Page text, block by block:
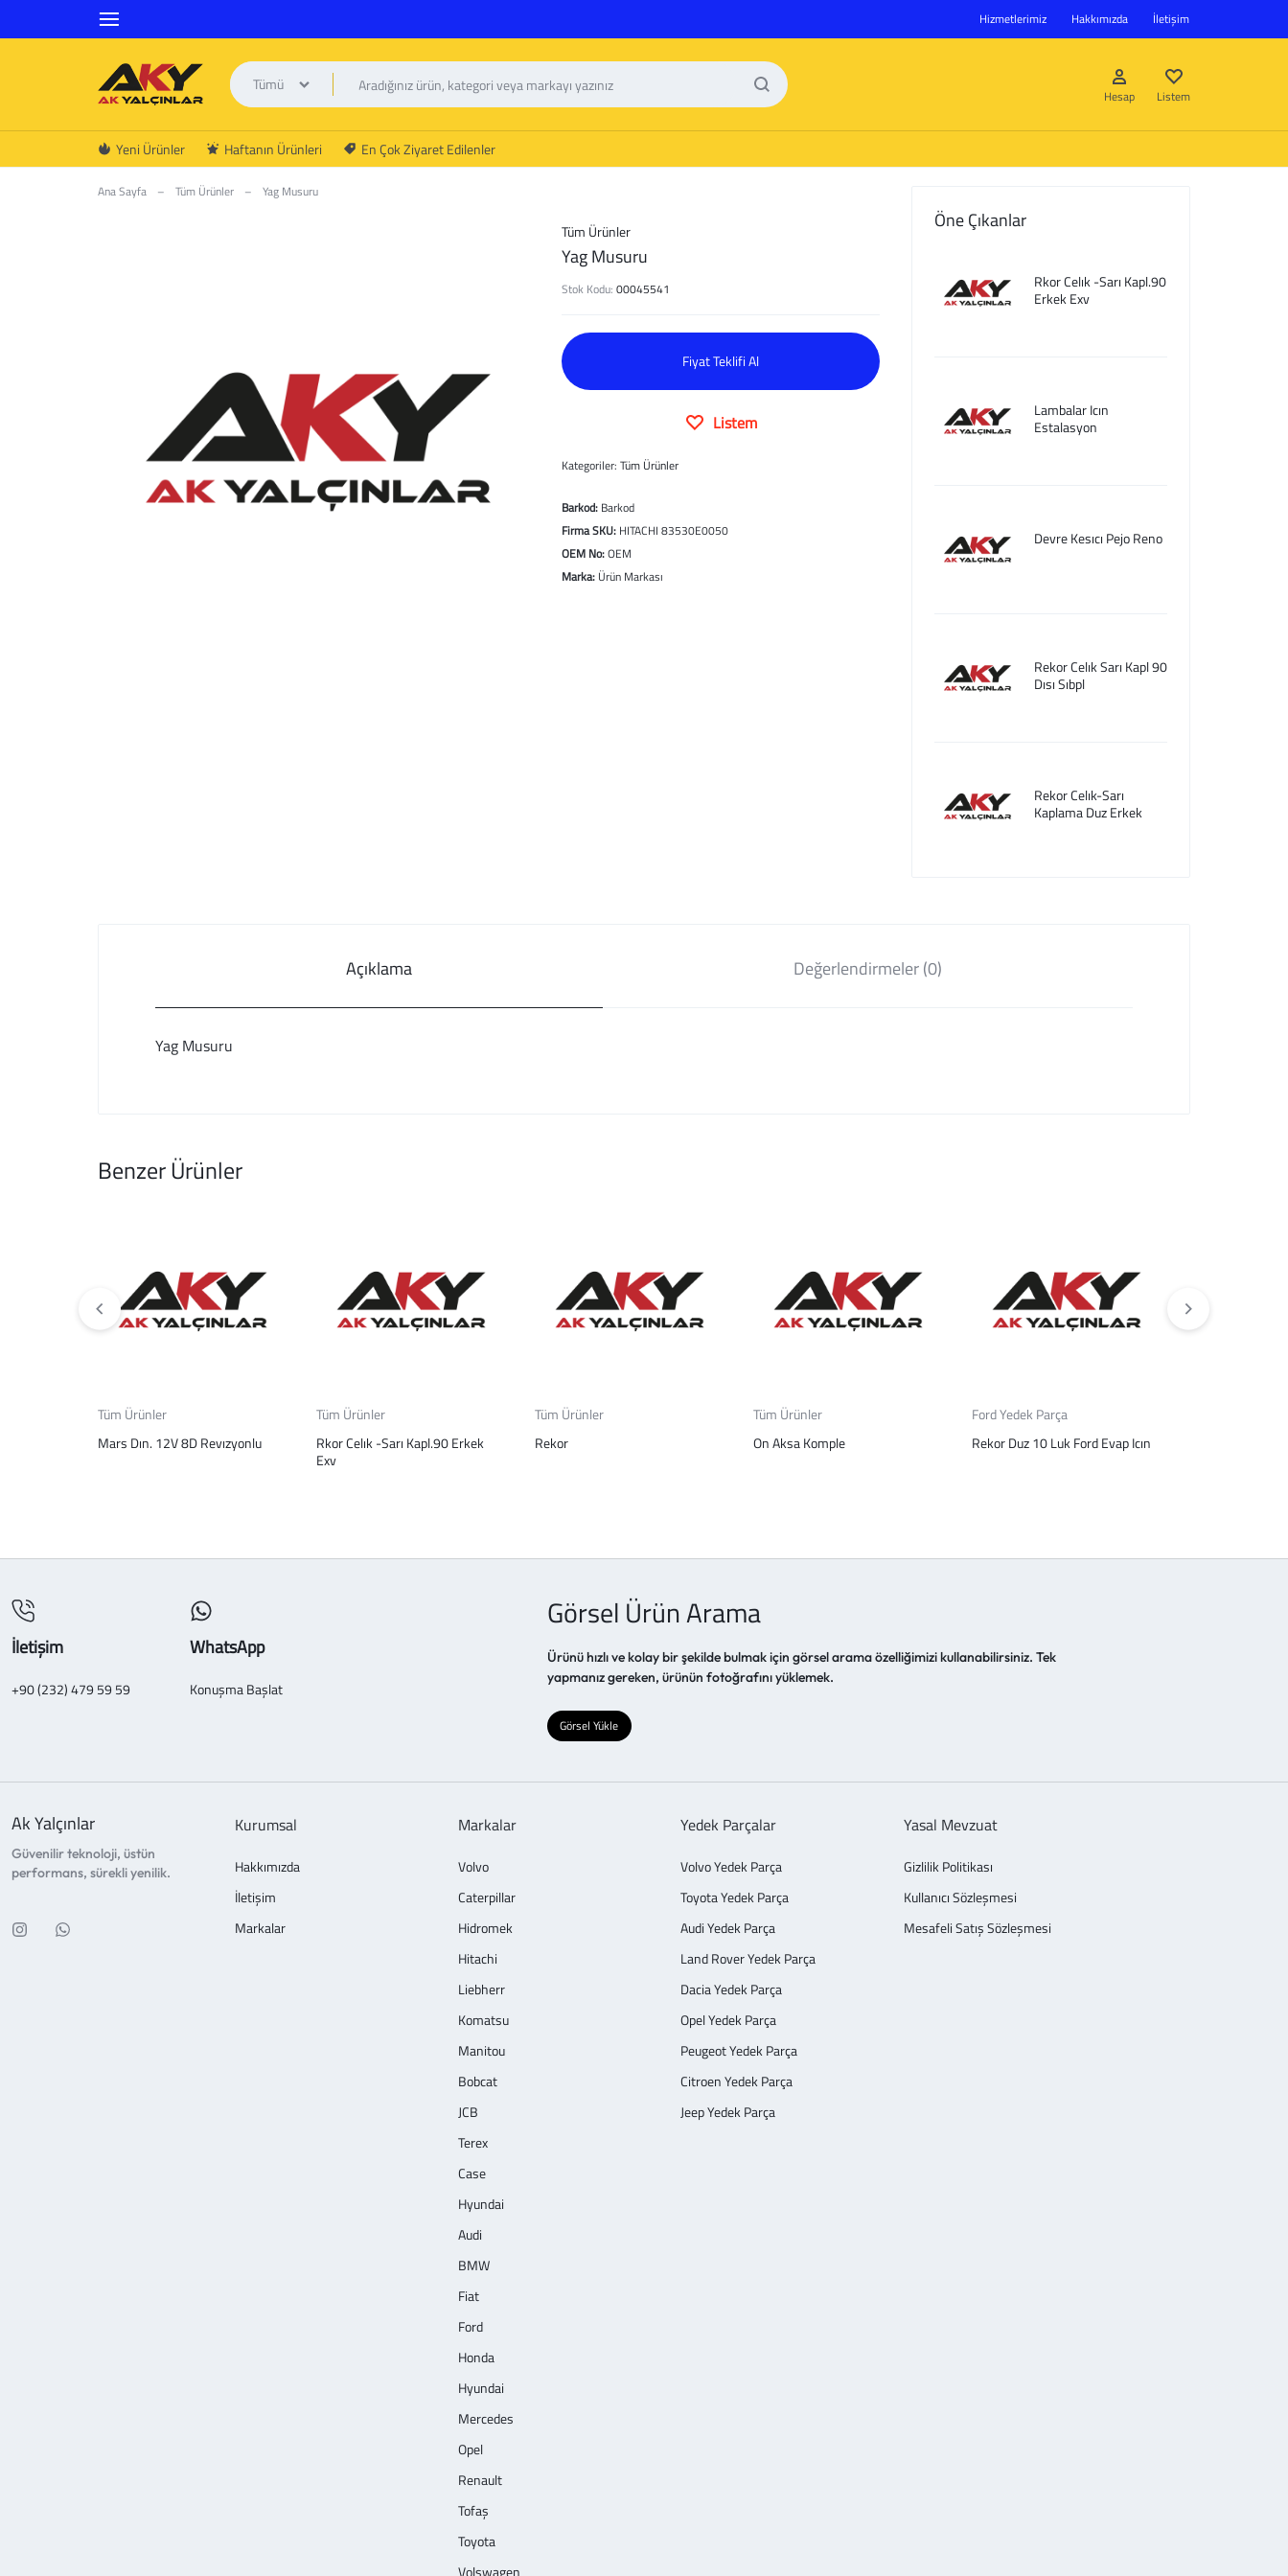
Hizmetlerimiz Hakkımızda İletişim
AK
YALÇINLAR
Tümü
Hesap
Hesap oluştur
Listem
Yeni Ürünler Haftanın Ürünleri En Çok Ziyaret Edilenler
Ana Sayfa – Tüm Ürünler – Yag Musuru
Tüm Ürünler
Yag Musuru
Stok Kodu:00045541
Fiyat Teklifi Al
Listem
Kategoriler:Tüm Ürünler
Barkod: Barkod
Firma SKU: HITACHI 83530E0050
OEM No:OEM
Marka: Ürün Markası
Öne Çıkanlar
Rkor Celık -Sarı Kapl.90
Erkek Exv
Lambalar Icın
Estalasyon
Devre Kesıcı Pejo Reno
Rekor Celık Sarı Kapl 90
Dısı Sıbpl
Rekor Celık-Sarı
Kaplama Duz Erkek
Açıklama Değerlendirmeler (0)
Yag Musuru
Benzer Ürünler
Tüm Ürünler
Mars Dın. 12V 8D Revızyonlu
Tüm Ürünler
Rkor Celık -Sarı Kapl.90 Erkek
Exv
Tüm Ürünler
Rekor
Tüm Ürünler
On Aksa Komple
Ford Yedek Parça
Rekor Duz 10 Luk Ford Evap Icın
İletişim
+90 (232) 479 59 59
WhatsApp
Konuşma Başlat
Görsel Ürün Arama
Ürünü hızlı ve kolay bir şekilde bulmak için görsel arama özelliğimizi kullanabilirsiniz. Tek
yapmanız gereken, ürünün fotoğrafını yüklemek.
Görsel Yükle
Ak Yalçınlar
Güvenilir teknoloji, üstün
performans, sürekli yenilik.
Kurumsal
Hakkımızda
İletişim
Markalar
Markalar
Volvo
Caterpillar
Hidromek
Hitachi
Liebherr
Komatsu
Manitou
Bobcat
JCB
Terex
Case
Hyundai
Audi
BMW
Fiat
Ford
Honda
Hyundai
Mercedes
Opel
Renault
Tofaş
Toyota
Volswagen
Yedek Parçalar
Volvo Yedek Parça
Toyota Yedek Parça
Audi Yedek Parça
Land Rover Yedek Parça
Dacia Yedek Parça
Opel Yedek Parça
Peugeot Yedek Parça
Citroen Yedek Parça
Jeep Yedek Parça
Yasal Mevzuat
Gizlilik Politikası
Kullanıcı Sözleşmesi
Mesafeli Satış Sözleşmesi